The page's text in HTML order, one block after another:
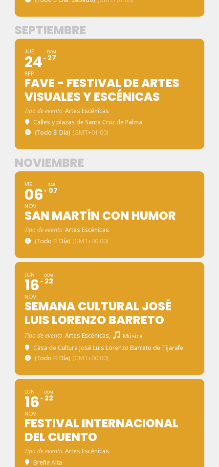
SEPTIEMBRE
JUE
24
SEP
DOM
27
FAVE - FESTIVAL DE ARTES
VISUALES Y ESCÉNICAS
Tipo de evento Artes Escénicas
Calles y plazas de Santa Cruz de Palma
(Todo El Día) (GMT+01:00)
NOVIEMBRE
VIE
06
NOV
SAB
07
SAN MARTÍN CON HUMOR
Tipo de evento Artes Escénicas
(Todo El Día) (GMT+00:00)
LUN
16
NOV
DOM
22
SEMANA CULTURAL JOSÉ
LUIS LORENZO BARRETO
Tipo de evento Artes Escénicas,
Música
Casa de Cultura José Luis Lorenzo Barreto de Tijarafe
(Todo El Día) (GMT+00:00)
LUN
16
NOV
DOM
22
FESTIVAL INTERNACIONAL
DEL CUENTO
Tipo de evento Artes Escénicas
Breña Alta